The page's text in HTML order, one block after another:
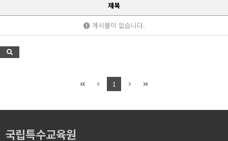
제목
게시물이 없습니다.
1
국립특수교육원